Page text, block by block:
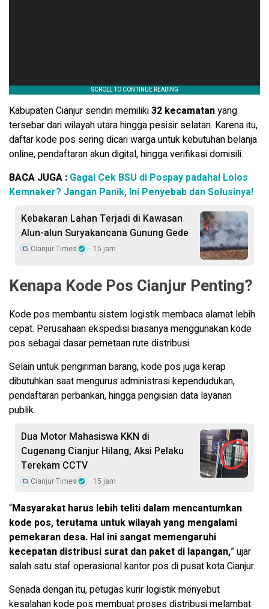
Kabupaten Cianjur sendiri memiliki32 kecamatanyang
tersebar dari wilayah utara hingga pesisir selatan. Karena itu,
daftar kode pos sering dicari warga untuk kebutuhan belanja
online, pendaftaran akun digital, hingga verifikasi domisili.
BACA JUGA : Gagal Cek BSU di Pospay padahal Lolos
Kemnaker? Jangan Panik, Ini Penyebab dan Solusinya!
Kebakaran Lahan Terjadi di Kawasan
Alun-alun Suryakancana Gunung Gede
Cianjur Times 15 jam
Kenapa Kode Pos Cianjur Penting?
Kode pos membantu sistem logistik membaca alamat lebih
cepat. Perusahaan ekspedisi biasanya menggunakan kode
pos sebagai dasar pemetaan rute distribusi.
Selain untuk pengiriman barang, kode pos juga kerap
dibutuhkan saat mengurus administrasi kependudukan,
pendaftaran perbankan, hingga pengisian data layanan
publik.
Dua Motor Mahasiswa KKN di
Cugenang Cianjur Hilang, Aksi Pelaku
Terekam CCTV
Cianjur Times 15 jam
“Masyarakat harus lebih teliti dalam mencantumkan
kode pos, terutama untuk wilayah yang mengalami
pemekaran desa. Hal ini sangat memengaruhi
kecepatan distribusi surat dan paket di lapangan,” ujar
salah satu staf operasional kantor pos di pusat kota Cianjur.
Senada dengan itu, petugas kurir logistik menyebut
kesalahan kode pos membuat proses distribusi melambat.